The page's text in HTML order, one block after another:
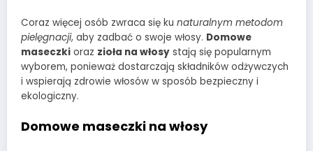
Coraz więcej osób zwraca się ku naturalnym metodom
pielęgnacji, aby zadbać o swoje włosy. Domowe
maseczki oraz zioła na włosy stają się popularnym
wyborem, ponieważ dostarczają składników odżywczych
i wspierają zdrowie włosów w sposób bezpieczny i
ekologiczny.
Domowe maseczki na włosy